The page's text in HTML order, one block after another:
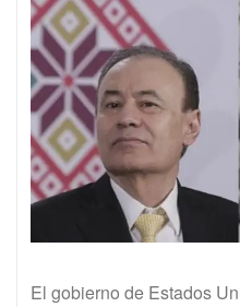
El gobierno de Estados